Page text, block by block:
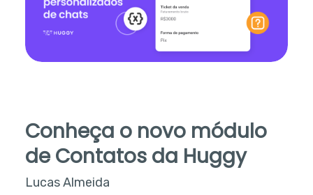
Conheça o novo módulo
de Contatos da Huggy
Lucas Almeida